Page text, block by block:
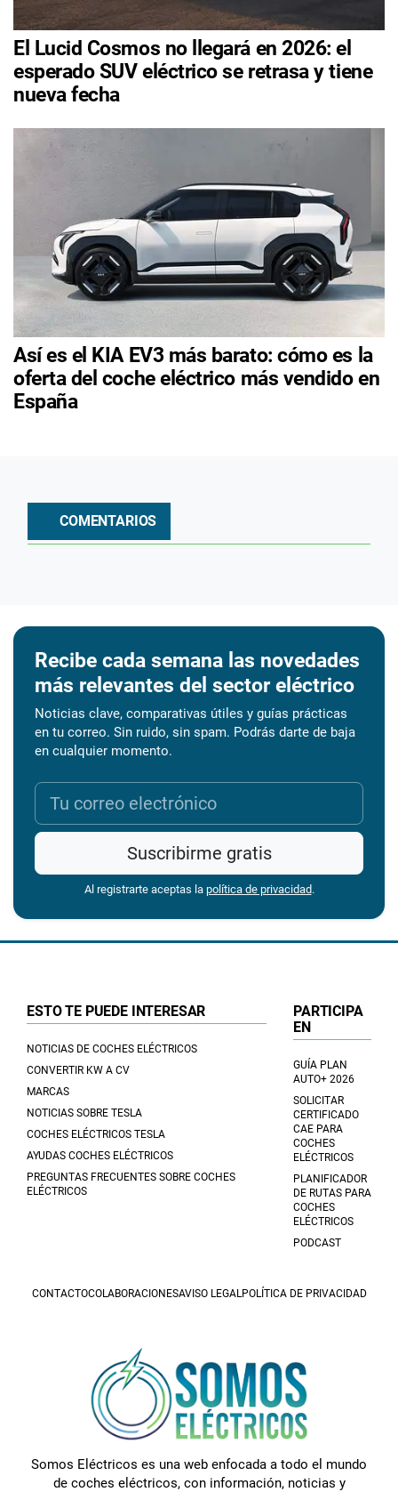
El Lucid Cosmos no llegará en 2026: el
esperado SUV eléctrico se retrasa y tiene
nueva fecha
Así es el KIA EV3 más barato: cómo es la
oferta del coche eléctrico más vendido en
España
COMENTARIOS
Recibe cada semana las novedades
más relevantes del sector eléctrico
Noticias clave, comparativas útiles y guías prácticas
en tu correo. Sin ruido, sin spam. Podrás darte de baja
en cualquier momento.
Suscribirme gratis
Al registrarte aceptas la política de privacidad.
ESTO TE PUEDE INTERESAR
NOTICIAS DE COCHES ELÉCTRICOS
CONVERTIR KW A CV
MARCAS
NOTICIAS SOBRE TESLA
COCHES ELÉCTRICOS TESLA
AYUDAS COCHES ELÉCTRICOS
PREGUNTAS FRECUENTES SOBRE COCHES
ELÉCTRICOS
PARTICIPA
EN
GUÍA PLAN
AUTO+ 2026
SOLICITAR
CERTIFICADO
CAE PARA
COCHES
ELÉCTRICOS
PLANIFICADOR
DE RUTAS PARA
COCHES
ELÉCTRICOS
PODCAST
CONTACTOCOLABORACIONESAVISO LEGALPOLÍTICA DE PRIVACIDAD
Somos Eléctricos es una web enfocada a todo el mundo
de coches eléctricos, con información, noticias y